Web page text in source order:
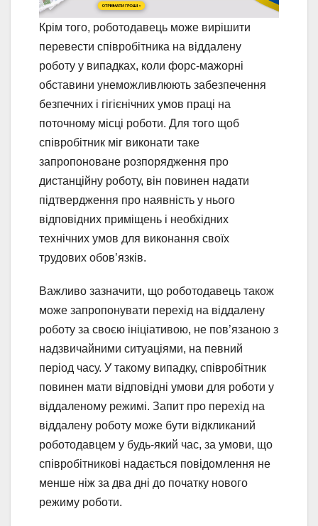
Крім того, роботодавець може вирішити
перевести співробітника на віддалену
роботу у випадках, коли форс-мажорні
обставини унеможливлюють забезпечення
безпечних і гігієнічних умов праці на
поточному місці роботи. Для того щоб
співробітник міг виконати таке
запропоноване розпорядження про
дистанційну роботу, він повинен надати
підтвердження про наявність у нього
відповідних приміщень і необхідних
технічних умов для виконання своїх
трудових обов’язків.
Важливо зазначити, що роботодавець також
може запропонувати перехід на віддалену
роботу за своєю ініціативою, не пов’язаною з
надзвичайними ситуаціями, на певний
період часу. У такому випадку, співробітник
повинен мати відповідні умови для роботи у
віддаленому режимі. Запит про перехід на
віддалену роботу може бути відкликаний
роботодавцем у будь-який час, за умови, що
співробітникові надається повідомлення не
менше ніж за два дні до початку нового
режиму роботи.